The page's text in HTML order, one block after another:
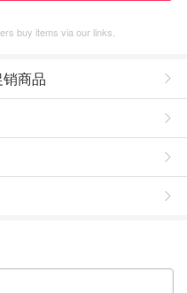
buy items via our links.
商品